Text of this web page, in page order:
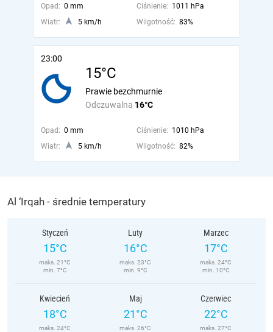
Opad: 0 mm Ciśnienie: 1011 hPa
Wiatr:
5 km/h Wilgotność: 83%
23:00
15°C
Odczuwalna 16°C
Prawie bezchmurnie
Opad: 0 mm Ciśnienie: 1010 hPa
Wiatr:
5 km/h Wilgotność: 82%
Al ‘Irqah - średnie temperatury
Styczeń
15°C
maks. 21°C
min. 7°C
Luty
16°C
maks. 23°C
min. 9°C
Marzec
17°C
maks. 24°C
min. 10°C
Kwiecień
18°C
maks. 24°C
Maj
21°C
maks. 26°C
Czerwiec
22°C
maks. 27°C